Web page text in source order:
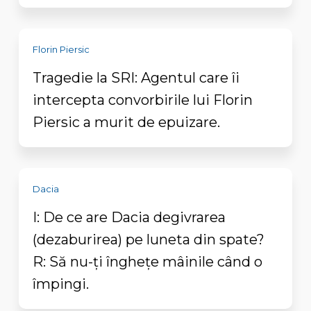
Florin Piersic
Tragedie la SRI: Agentul care îi
intercepta convorbirile lui Florin
Piersic a murit de epuizare.
Dacia
I: De ce are Dacia degivrarea
(dezaburirea) pe luneta din spate?
R: Să nu-ți înghețe mâinile când o
împingi.